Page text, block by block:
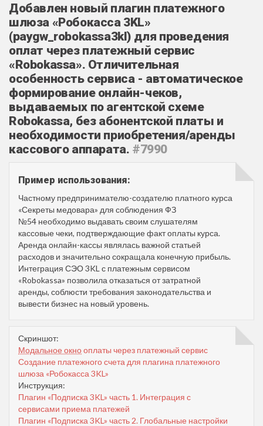
Добавлен новый плагин платежного
шлюза «Робокасса 3KL»
(paygw_robokassa3kl) для проведения
оплат через платежный сервис
«Robokassa». Отличительная
особенность сервиса - автоматическое
формирование онлайн-чеков,
выдаваемых по агентской схеме
Robokassa, без абонентской платы и
необходимости приобретения/аренды
кассового аппарата. #7990
Пример использования:
Частному предпринимателю-создателю платного курса
«Секреты медовара» для соблюдения ФЗ
№54 необходимо выдавать своим слушателям
кассовые чеки, подтверждающие факт оплаты курса.
Аренда онлайн-кассы являлась важной статьей
расходов и значительно сокращала конечную прибыль.
Интеграция СЭО 3KL с платежным сервисом
«Robokassa» позволила отказаться от затратной
аренды, соблюсти требования законодательства и
вывести бизнес на новый уровень.
Скриншот:
Модальное окнооплаты через платежный сервис
Создание платежного счета для плагина платежного
шлюза «Робокасса 3KL»
Инструкция:
Плагин «Подписка 3KL» часть 1. Интеграция с
сервисами приема платежей
Плагин «Подписка 3KL» часть 2. Глобальные настройки